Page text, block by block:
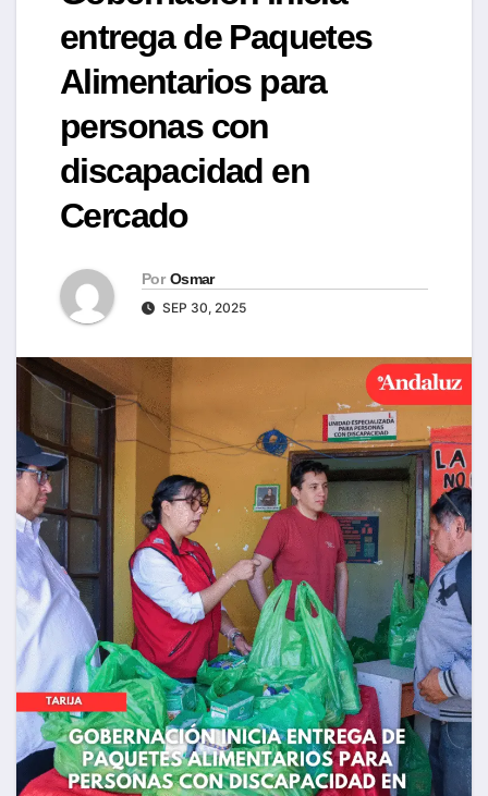
entrega de Paquetes
Alimentarios para
personas con
discapacidad en
Cercado
Por Osmar
SEP 30, 2025